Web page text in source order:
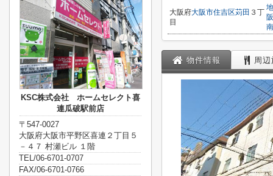
大阪府大阪市住吉区苅田 ３丁
目
物件情報 周
KSC株式会社 ホームセレクト喜
連瓜破駅前店
〒547-0027
大阪府大阪市平野区喜連２丁目５
－４７ 村瀬ビル １階
TEL/06-6701-0707
FAX/06-6701-0766